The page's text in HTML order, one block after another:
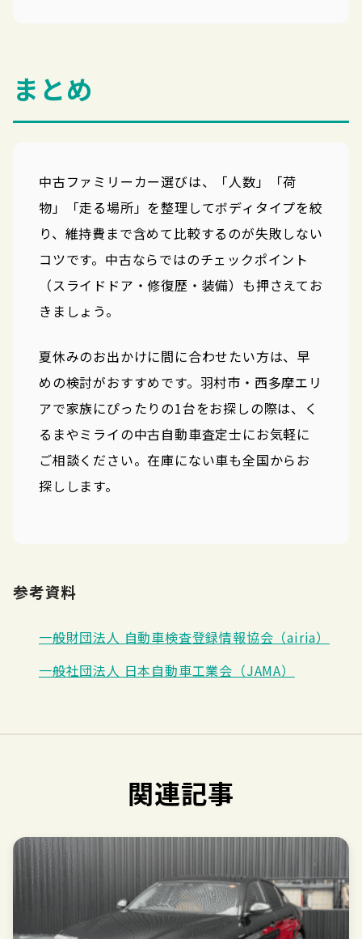
まとめ
中古ファミリーカー選びは、「人数」「荷
物」「走る場所」を整理してボディタイプを絞
り、維持費まで含めて比較するのが失敗しない
コツです。中古ならではのチェックポイント
（スライドドア・修復歴・装備）も押さえてお
きましょう。
夏休みのお出かけに間に合わせたい方は、早
めの検討がおすすめです。羽村市・西多摩エリ
アで家族にぴったりの1台をお探しの際は、く
るまやミライの中古自動車査定士にお気軽に
ご相談ください。在庫にない車も全国からお
探しします。
参考資料
一般財団法人 自動車検査登録情報協会（airia）
一般社団法人 日本自動車工業会（JAMA）
関連記事